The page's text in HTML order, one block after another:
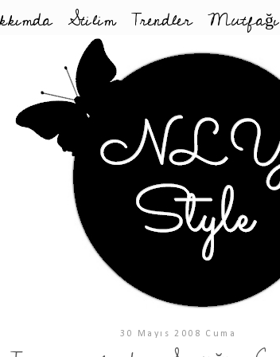
Stilim Trendler
30 Mayıs 2008 Cuma